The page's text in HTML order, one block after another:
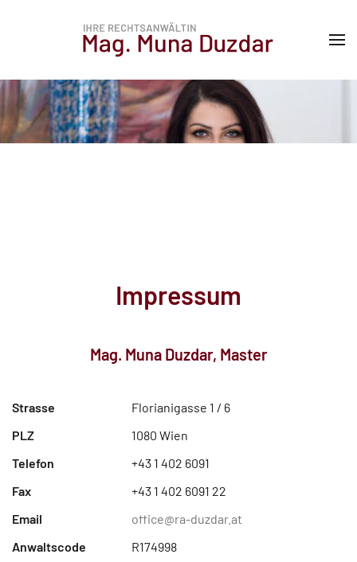
Impressum
Mag. Muna Duzdar, Master
Strasse
Florianigasse 1 / 6
PLZ
1080 Wien
Telefon
+43 1 402 6091
Fax
+43 1 402 6091 22
Email
office@ra-duzdar.at
Anwaltscode
R174998